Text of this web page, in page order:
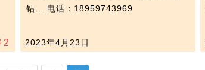
2
钻… 电话：18959743969
2023年4月23日